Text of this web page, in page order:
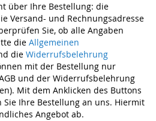
über Ihre Bestellung: die
Versand- und Rechnungsadresse
Sie, ob alle Angaben
dieAllgemeinen
dieWiderrufsbelehrung
mit der Bestellung nur
und der Widerrufsbelehrung
Mit dem Anklicken des Buttons
Sie Ihre Bestellung an uns. Hiermit
Angebot ab.